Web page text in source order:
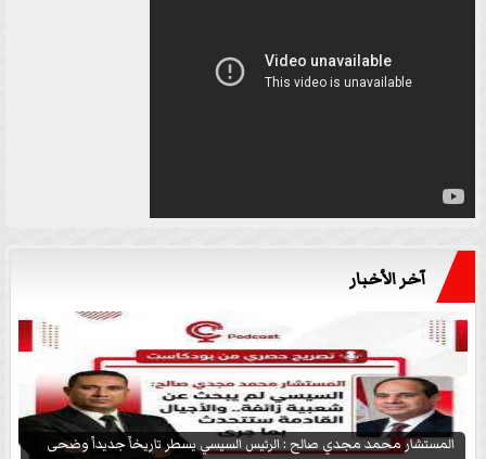
آخر الأخبار
المستشار محمد مجدي صالح : الرئيس السيسي يسطر تاريخاً جديداً وضحى